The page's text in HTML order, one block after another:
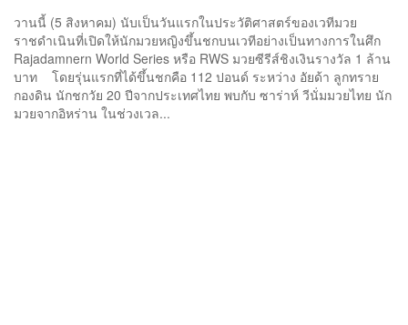
วานนี้ (5 สิงหาคม) นับเป็นวันแรกในประวัติศาสตร์ของเวทีมวย
ราชดำเนินที่เปิดให้นักมวยหญิงขึ้นชกบนเวทีอย่างเป็นทางการในศึก
Rajadamnern World Series หรือ RWS มวยซีรีส์ชิงเงินรางวัล 1 ล้าน
บาท โดยรุ่นแรกที่ได้ขึ้นชกคือ 112 ปอนด์ ระหว่าง อัยด้า ลูกทราย
กองดิน นักชกวัย 20 ปีจากประเทศไทย พบกับ ซาร่าห์ วีนั่มมวยไทย นัก
มวยจากอิหร่าน ในช่วงเวล...